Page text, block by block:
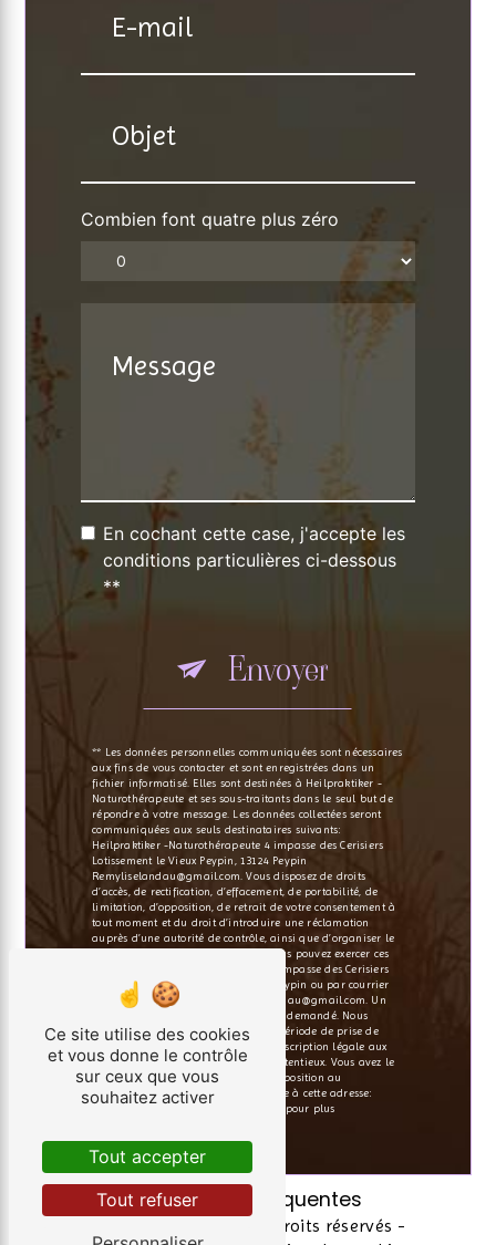
Combien font quatre plus zéro
En cochant cette case, j'accepte les
conditions particulières ci-dessous
**
Envoyer
** Les données personnelles communiquées sont nécessaires
aux fins de vous contacter et sont enregistrées dans un
fichier informatisé. Elles sont destinées à Heilpraktiker -
Naturothérapeute et ses sous-traitants dans le seul but de
répondre à votre message. Les données collectées seront
communiquées aux seuls destinataires suivants:
Heilpraktiker -Naturothérapeute 4 impasse des Cerisiers
Lotissement le Vieux Peypin, 13124 Peypin
Remyliselandau@gmail.com. Vous disposez de droits
d’accès, de rectification, d’effacement, de portabilité, de
limitation, d’opposition, de retrait de votre consentement à
tout moment et du droit d’introduire une réclamation
auprès d’une autorité de contrôle, ainsi que d’organiser le
sort de vos données post-mortem. Vous pouvez exercer ces
droits par voie postale à l'adresse 4 impasse des Cerisiers
Lotissement le Vieux Peypin, 13124 Peypin ou par courrier
électronique à l'adresse Remyliselandau@gmail.com. Un
justificatif d'identité pourra vous être demandé. Nous
conservons vos données pendant la période de prise de
contact puis pendant la durée de prescription légale aux
fins probatoires et de gestion des contentieux. Vous avez le
droit de vous inscrire sur la liste d'opposition au
démarchage téléphonique, disponible à cette adresse:
Bloctel.gouv.fr
. Consultez le site cnil.fr pour plus
Recherches fréquentes
- 2026 - Tous droits réservés -
Ce site utilise des cookies
et vous donne le contrôle
sur ceux que vous
souhaitez activer
Tout accepter
Tout refuser